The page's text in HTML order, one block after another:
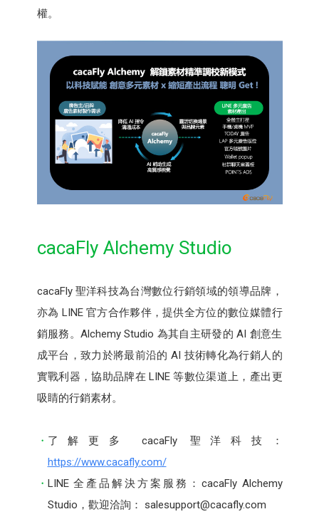
權。
cacaFly Alchemy Studio
cacaFly 聖洋科技為台灣數位行銷領域的領導品牌，
亦為 LINE 官方合作夥伴，提供全方位的數位媒體行
銷服務。Alchemy Studio 為其自主研發的 AI 創意生
成平台，致力於將最前沿的 AI 技術轉化為行銷人的
實戰利器，協助品牌在 LINE 等數位渠道上，產出更
吸睛的行銷素材。
了解更多 cacaFly 聖洋科技：
https://www.cacafly.com/
LINE 全產品解決方案服務：cacaFly Alchemy
Studio，歡迎洽詢： salesupport@cacafly.com